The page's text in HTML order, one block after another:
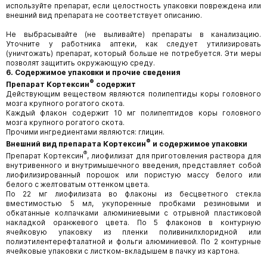
используйте препарат, если целостность упаковки повреждена или
внешний вид препарата не соответствует описанию.
Не выбрасывайте (не выливайте) препараты в канализацию.
Уточните у работника аптеки, как следует утилизировать
(уничтожать) препарат, который больше не потребуется. Эти меры
позволят защитить окружающую среду.
6. Содержимое упаковки и прочие сведения
Препарат Кортексин® содержит
Действующим веществом являются полипептиды коры головного
мозга крупного рогатого скота.
Каждый флакон содержит 10 мг полипептидов коры головного
мозга крупного рогатого скота.
Прочими ингредиентами являются: глицин.
Внешний вид препарата Кортексин® и содержимое упаковки
Препарат Кортексин®, лиофилизат для приготовления раствора для
внутривенного и внутримышечного введения, представляет собой
лиофилизированный порошок или пористую массу белого или
белого с желтоватым оттенком цвета.
По 22 мг лиофилизата во флаконы из бесцветного стекла
вместимостью 5 мл, укупоренные пробками резиновыми и
обкатанные колпачками алюминиевыми с отрывной пластиковой
накладкой оранжевого цвета. По 5 флаконов в контурную
ячейковую упаковку из пленки поливинилхлоридной или
полиэтилентерефталатной и фольги алюминиевой. По 2 контурные
ячейковые упаковки с листком-вкладышем в пачку из картона.